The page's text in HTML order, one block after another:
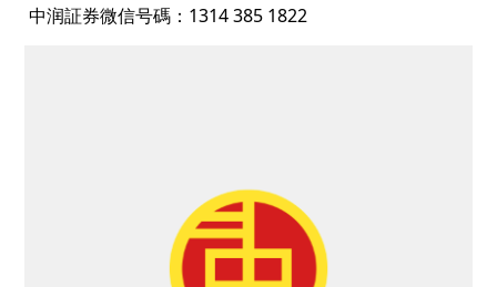
中润証券微信号碼：1314 385 1822